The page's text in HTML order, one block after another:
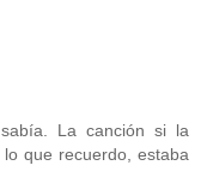
La canción si la
que recuerdo, estaba